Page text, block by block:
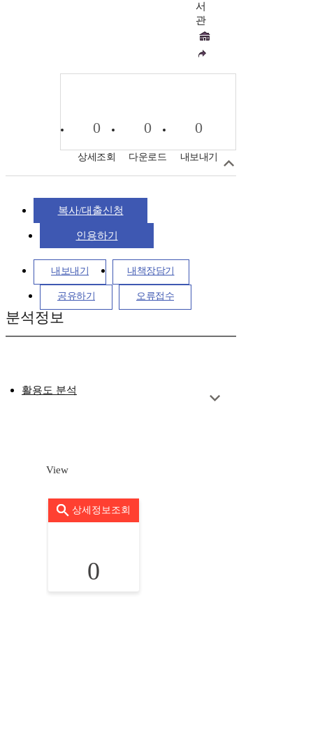
서
관
0
상세조회
0
다운로드
0
내보내기
복사/대출신청
인용하기
내보내기 내책장담기
공유하기 오류접수
분석정보
활용도 분석
View
상세정보조회
0